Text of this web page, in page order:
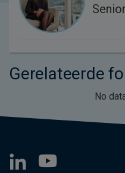
Gerelateerde
No